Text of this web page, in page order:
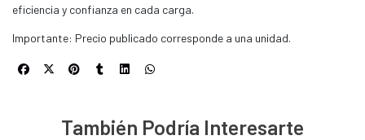
eficiencia y confianza en cada carga.
Importante: Precio publicado corresponde a una unidad.
También Podría Interesarte